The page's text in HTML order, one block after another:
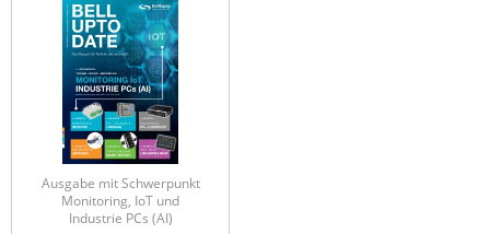
Ausgabe mit Schwerpunkt
Monitoring, IoT und
Industrie PCs (AI)